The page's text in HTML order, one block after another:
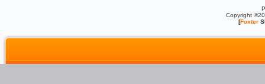
Copyright
[Foxter